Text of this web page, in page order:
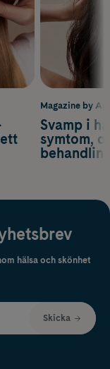
Magazine by
Svamp i
symtom,
hälsa och skönhet
Skicka